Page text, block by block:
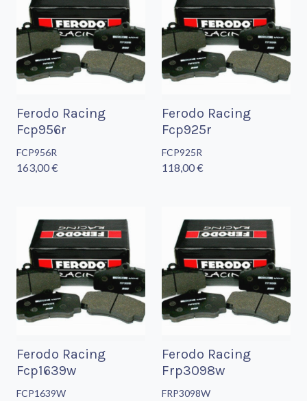
Ferodo Racing
Fcp956r
FCP956R
163,00 €
Ferodo Racing
Fcp925r
FCP925R
118,00 €
Ferodo Racing
Fcp1639w
FCP1639W
Ferodo Racing
Frp3098w
FRP3098W